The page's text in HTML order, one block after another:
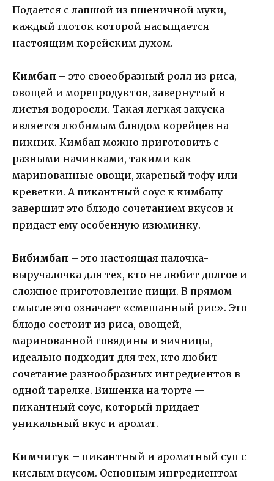
Подается с лапшой из пшеничной муки,
каждый глоток которой насыщается
настоящим корейским духом.
Кимбап – это своеобразный ролл из риса,
овощей и морепродуктов, завернутый в
листья водоросли. Такая легкая закуска
является любимым блюдом корейцев на
пикник. Кимбап можно приготовить с
разными начинками, такими как
маринованные овощи, жареный тофу или
креветки. А пикантный соус к кимбапу
завершит это блюдо сочетанием вкусов и
придаст ему особенную изюминку.
Бибимбап – это настоящая палочка-
выручалочка для тех, кто не любит долгое и
сложное приготовление пищи. В прямом
смысле это означает «смешанный рис». Это
блюдо состоит из риса, овощей,
маринованной говядины и яичницы,
идеально подходит для тех, кто любит
сочетание разнообразных ингредиентов в
одной тарелке. Вишенка на торте —
пикантный соус, который придает
уникальный вкус и аромат.
Кимчигук – пикантный и ароматный суп с
кислым вкусом. Основным ингредиентом